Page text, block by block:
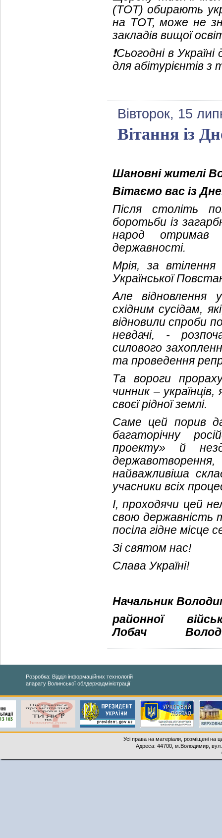
(ТОТ) обирають
на ТОТ, може не
закладів вищої
❗️Сьогодні в
для абітурієнтів
Вівторок, 15
Вітання із
Шановні жителі
Вітаємо вас із
Після століть
боротьби із
народ отримав
державності.
Мрія, за втілення
Української
Але відновлення
східним сусідам,
відновили спроби
невдачі, -
силового
та проведення
Та вороги
чинник –
своєї рідної землі.
Саме цей порив
багаторічну
проекту» й
найважливіша
учасники всіх
І, проходячи цей
свою державність
посіла гідне місце
Зі святом нас!
Слава Україні!
Начальник
районної
Лобач
Розробка: Відділ інформаційних технологій
апарату Волинської облдержадміністрації
Усі права на матеріали, розміщені на
Адреса: 44700, м.Володимир,